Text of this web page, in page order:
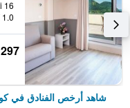
1.0 كيلومتر عن وسط المدينة
297 ﷼
شاهد أرخص الفنادق في